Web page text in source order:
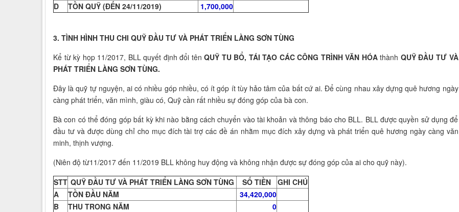
D
TỒN QUỸ (ĐẾN 24/11/2019) 1,700,000
3. TÌNH HÌNH THU CHI QUỸ ĐẦU TƯ VÀ PHÁT TRIỂN LÀNG SƠN TÙNG
Kể từ kỳ họp 11/2017, BLL quyết định đổi tênQUỸ TU BỔ, TÁI TẠO CÁC CÔNG TRÌNH VĂN HÓA thành QUỸ ĐẦU TƯ VÀ
PHÁT TRIỂN LÀNG SƠN TÙNG.
Đây là quỹ tự nguyện, ai có nhiều góp nhiều, có ít góp ít tùy hảo tâm của bất cứ ai. Để cùng nhau xây dựng quê hương ngày
càng phát triển, văn mình, giàu có, Quỹ cần rất nhiều sự đóng góp của bà con.
Bà con có thể đóng góp bất kỳ khi nào bằng cách chuyển vào tài khoản và thông báo cho BLL. BLL được quyền sử dụng để
đầu tư và được dùng chỉ cho mục đích tài trợ các đề án nhằm mục đích xây dựng và phát triển quê hương ngày càng văn
minh, thịnh vượng.
(Niên độ từ11/2017 đến 11/2019 BLL không huy động và không nhận được sự đóng góp của ai cho quỹ này).
STT QUỸ ĐẦU TƯ VÀ PHÁT TRIỂN LÀNG SƠN TÙNG SỐ TIỀN
GHI CHÚ
A
TỒN ĐẦU NĂM
34,420,000
B
THU TRONG NĂM
0